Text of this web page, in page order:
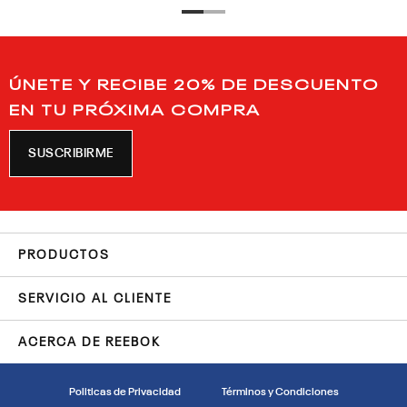
ÚNETE Y RECIBE 20% DE DESCUENTO
EN TU PRÓXIMA COMPRA
SUSCRIBIRME
PRODUCTOS
SERVICIO AL CLIENTE
ACERCA DE REEBOK
Politicas de Privacidad Términos y Condiciones